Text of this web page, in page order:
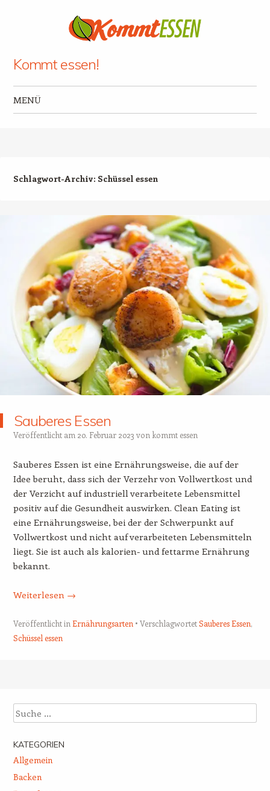
Kommt essen!
MENÜ
Schlagwort-Archiv: Schüssel essen
Sauberes Essen
Veröffentlicht am 20. Februar 2023 von kommt essen
Sauberes Essen ist eine Ernährungsweise, die auf der
Idee beruht, dass sich der Verzehr von Vollwertkost und
der Verzicht auf industriell verarbeitete Lebensmittel
positiv auf die Gesundheit auswirken. Clean Eating ist
eine Ernährungsweise, bei der der Schwerpunkt auf
Vollwertkost und nicht auf verarbeiteten Lebensmitteln
liegt. Sie ist auch als kalorien- und fettarme Ernährung
bekannt.
Weiterlesen →
Veröffentlicht in Ernährungsarten VerschlagwortetSauberes Essen,
Schüssel essen
Suche
KATEGORIEN
Allgemein
Backen